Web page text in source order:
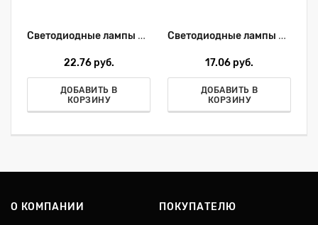
Светодиодные лампы Lightstar LED 933904
22.76 руб.
ДОБАВИТЬ В
КОРЗИНУ
Светодиодные лампы Lightstar LED 933802
17.06 руб.
ДОБАВИТЬ В
КОРЗИНУ
О КОМПАНИИ ПОКУПАТЕЛЮ